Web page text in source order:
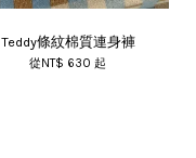
Teddy條紋棉質連身褲
從NT$ 630起